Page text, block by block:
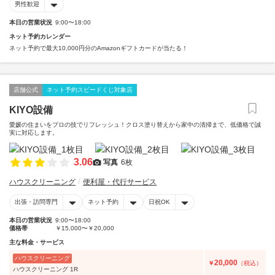
男性歓迎
本日の営業状況 9:00〜18:00
ネット予約カレンダー
ネット予約で最大10,000円分のAmazonギフトカードが当たる！
店舗公式 ネット予約スピードくじ対象店
KIYO設備
愛媛の住まいをプロの技でリフレッシュ！クロス塗り替えから家中の清掃まで、低価格で誠
実に対応します。
3.06 写真 6枚
ハウスクリーニング 便利屋・代行サービス
出張・訪問専門 ネット予約 日祝OK
本日の営業状況 9:00〜18:00
価格帯
￥15,000〜￥20,000
主な料金・サービス
ハウスクリーニング
ハウスクリーニング 1R
￥20,000 （税込）